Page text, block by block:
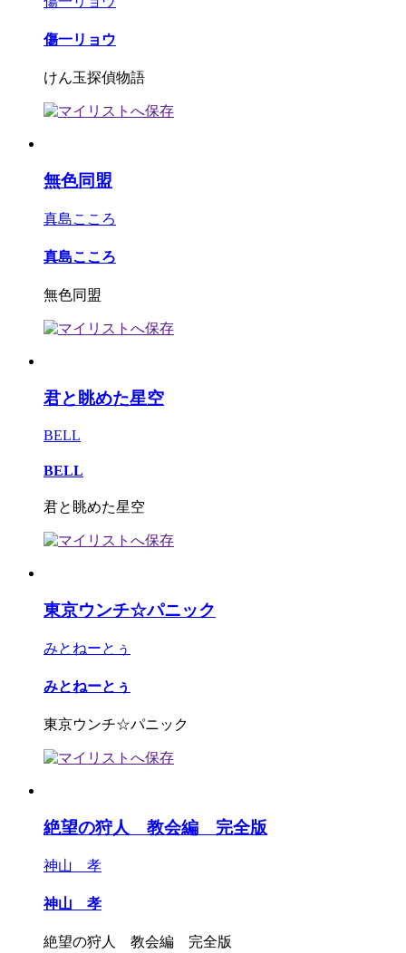
傷一リョウ
けん玉探偵物語
無色同盟
真島こころ
真島こころ
無色同盟
君と眺めた星空
BELL
BELL
君と眺めた星空
東京ウンチ☆パニック
みとねーとぅ
みとねーとぅ
東京ウンチ☆パニック
絶望の狩人 教会編 完全版
神山 孝
神山 孝
絶望の狩人 教会編 完全版